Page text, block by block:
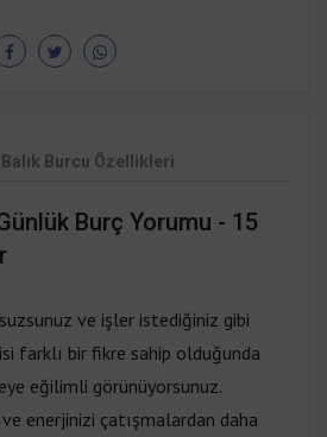
Balık Burcu Özellikleri
Burç Yorumu - 15
ve işler istediğiniz gibi
farklı bir fikre sahip olduğunda
eğilimli görünüyorsunuz.
enerjinizi çatışmalardan daha